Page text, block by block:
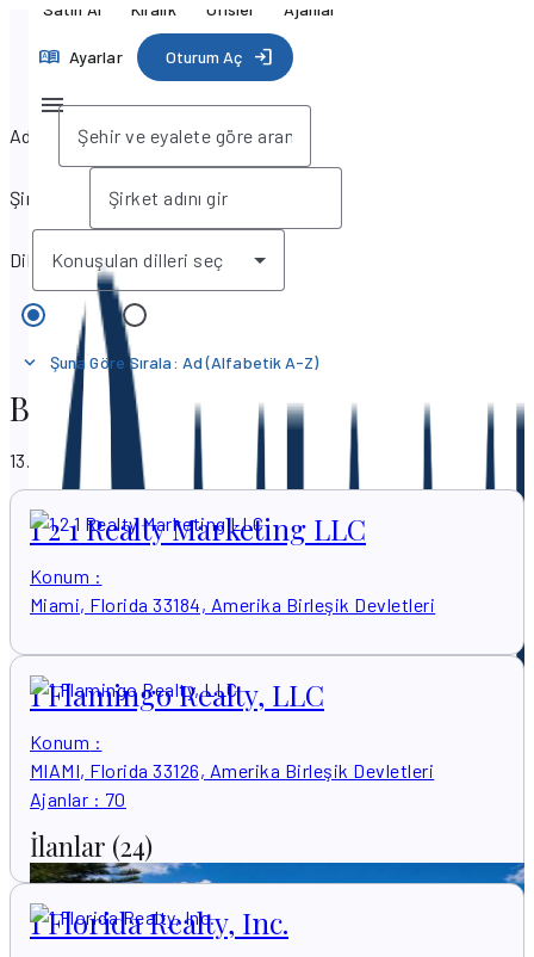
Satın Al Kiralık Ofisler Ajanlar
Ayarlar Oturum Aç
Adres
Şirket adı
Dil Konuşulan dilleri seç
Ofisler
Şuna Göre Sırala: Ad (Alfabetik A-Z)
Bir Emlak Ofisi Bulun
13.750 sonuç gösteriliyor
1 2 1 Realty Marketing LLC
Konum :
Miami, Florida 33184, Amerika Birleşik Devletleri
1 Flamingo Realty, LLC
Konum :
MIAMI, Florida 33126, Amerika Birleşik Devletleri
Ajanlar : 70
İlanlar (24)
1 Florida Realty, Inc.